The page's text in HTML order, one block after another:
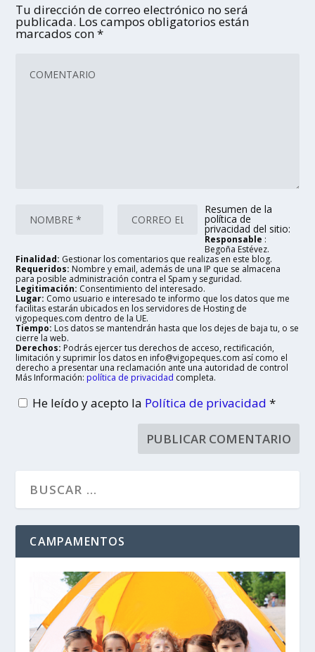
Tu dirección de correo electrónico no será
publicada. Los campos obligatorios están
marcados con*
Resumen de la
política de
privacidad del sitio:
Responsable :
Begoña Estévez.
Finalidad: Gestionar los comentarios que realizas en este blog.
Requeridos: Nombre y email, además de una IP que se almacena
para posible administración contra el Spam y seguridad.
Legitimación: Consentimiento del interesado.
Lugar: Como usuario e interesado te informo que los datos que me
facilitas estarán ubicados en los servidores de Hosting de
vigopeques.com dentro de la UE.
Tiempo: Los datos se mantendrán hasta que los dejes de baja tu, o se
cierre la web.
Derechos: Podrás ejercer tus derechos de acceso, rectificación,
limitación y suprimir los datos en info@vigopeques.com así como el
derecho a presentar una reclamación ante una autoridad de control
Más Información: política de privacidad completa.
He leído y acepto la Política de privacidad*
CAMPAMENTOS